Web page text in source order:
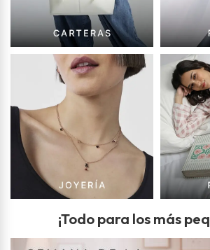
¡Todo para los más